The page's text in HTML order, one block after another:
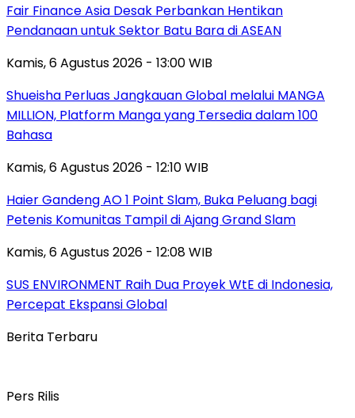
Fair Finance Asia Desak Perbankan Hentikan
Pendanaan untuk Sektor Batu Bara di ASEAN
Kamis, 6 Agustus 2026 - 13:00 WIB
Shueisha Perluas Jangkauan Global melalui MANGA
MILLION, Platform Manga yang Tersedia dalam 100
Bahasa
Kamis, 6 Agustus 2026 - 12:10 WIB
Haier Gandeng AO 1 Point Slam, Buka Peluang bagi
Petenis Komunitas Tampil di Ajang Grand Slam
Kamis, 6 Agustus 2026 - 12:08 WIB
SUS ENVIRONMENT Raih Dua Proyek WtE di Indonesia,
Percepat Ekspansi Global
Berita Terbaru
Pers Rilis